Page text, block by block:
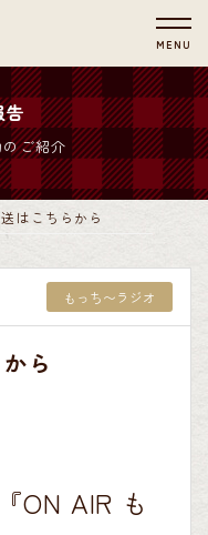
MENU
告
ご紹介
はこちらから
もっち〜ラジオ
ら
ON AIR も